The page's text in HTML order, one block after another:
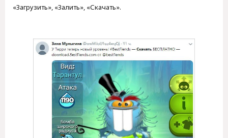
«Загрузить», «Залить», «Скачать».